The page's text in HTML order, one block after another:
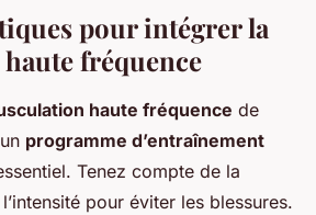
pour intégrer la
fréquence
haute fréquence de
programme d’entraînement
Tenez compte de la
pour éviter les blessures.